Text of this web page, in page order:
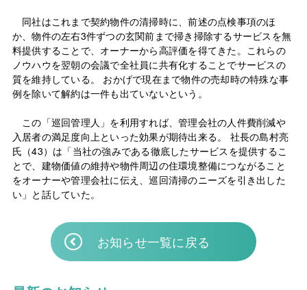
同社はこれまで契約物件の清掃時に、前述の点検事項のほ
か、物件の左右3件ずつの玄関前まで掃き掃除するサービスを無
料提供することで、オーナーから高評価を得てきた。これらの
ノウハウを翌朝の会議で全社員に共有化することでサービスの
質を維持している。 おかげで現在まで物件の売却時の特殊な事
例を除いて解約は一件も出ていないという。
この「巡回管理人」を利用すれば、管理会社の人件費削減や
入居者の満足度向上といった効果が期待出来る。 社長の島村亮
氏（43）は「当社の強みである徹底したサービスを提供するこ
とで、建物価値の維持や物件周辺の住環境整備につながること
をオーナーや管理会社に伝え、巡回清掃のニーズを引き出した
い」と話していた。
お知らせ一覧に戻る